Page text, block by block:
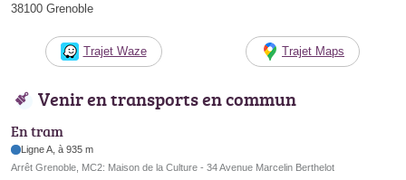
38100 Grenoble
Trajet Waze Trajet Maps
Venir en transports en commun
En tram
Ligne A, à 935 m
Arrêt Grenoble, MC2: Maison de la Culture - 34 Avenue Marcelin Berthelot